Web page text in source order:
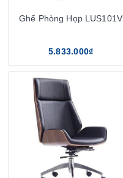
Ghế Phòng Họp LUS101V
5.833.000₫